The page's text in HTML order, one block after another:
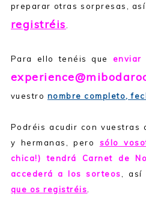
preparar otras sorpresas,
registréis
Para ello tenéis que enviar
vuestro nombre completo,
Podréis acudir con vuestras
y hermanas, pero sólo
chica!) tendrá Carnet de
accederá a los sorteos
,
que os registréis